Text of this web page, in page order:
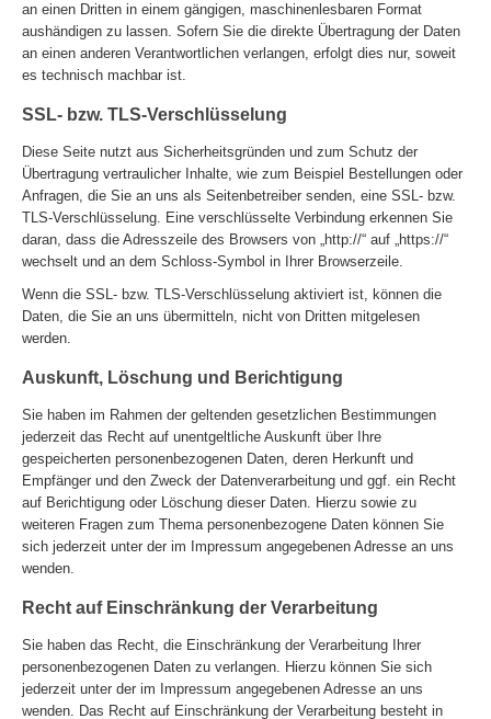
an einen Dritten in einem gängigen, maschinenlesbaren Format
aushändigen zu lassen. Sofern Sie die direkte Übertragung der Daten
an einen anderen Verantwortlichen verlangen, erfolgt dies nur, soweit
es technisch machbar ist.
SSL- bzw. TLS-Verschlüsselung
Diese Seite nutzt aus Sicherheitsgründen und zum Schutz der
Übertragung vertraulicher Inhalte, wie zum Beispiel Bestellungen oder
Anfragen, die Sie an uns als Seitenbetreiber senden, eine SSL- bzw.
TLS-Verschlüsselung. Eine verschlüsselte Verbindung erkennen Sie
daran, dass die Adresszeile des Browsers von „http://“ auf „https://“
wechselt und an dem Schloss-Symbol in Ihrer Browserzeile.
Wenn die SSL- bzw. TLS-Verschlüsselung aktiviert ist, können die
Daten, die Sie an uns übermitteln, nicht von Dritten mitgelesen
werden.
Auskunft, Löschung und Berichtigung
Sie haben im Rahmen der geltenden gesetzlichen Bestimmungen
jederzeit das Recht auf unentgeltliche Auskunft über Ihre
gespeicherten personenbezogenen Daten, deren Herkunft und
Empfänger und den Zweck der Datenverarbeitung und ggf. ein Recht
auf Berichtigung oder Löschung dieser Daten. Hierzu sowie zu
weiteren Fragen zum Thema personenbezogene Daten können Sie
sich jederzeit unter der im Impressum angegebenen Adresse an uns
wenden.
Recht auf Einschränkung der Verarbeitung
Sie haben das Recht, die Einschränkung der Verarbeitung Ihrer
personenbezogenen Daten zu verlangen. Hierzu können Sie sich
jederzeit unter der im Impressum angegebenen Adresse an uns
wenden. Das Recht auf Einschränkung der Verarbeitung besteht in